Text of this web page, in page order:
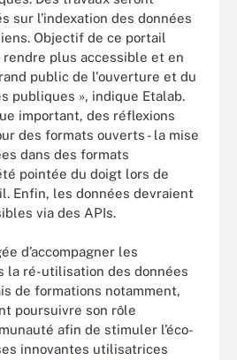
sur l’indexation des données
Objectif de ce portail
plus accessible et en
public de l'ouverture et du
publiques », indique Etalab.
important, des réflexions
des formats ouverts - la mise
dans des formats
pointée du doigt lors de
Enfin, les données devraient
via des APIs.
d’accompagner les
la ré-utilisation des données
de formations notamment,
poursuivre son rôle
afin de stimuler l’éco-
innovantes utilisatrices